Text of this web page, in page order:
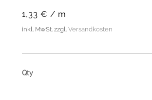
1,33 € / m
inkl. MwSt. zzgl. Versandkosten